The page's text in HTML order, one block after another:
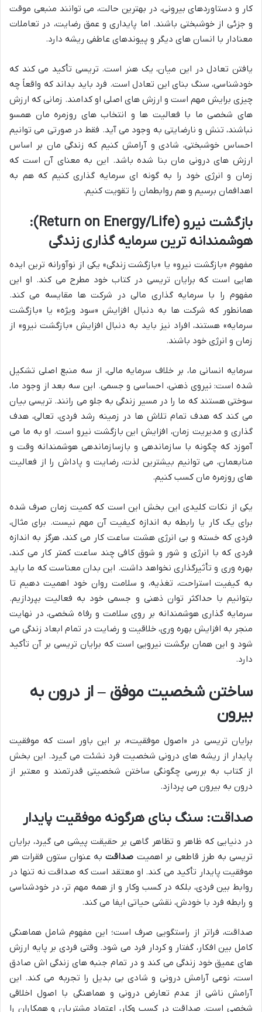
کار و دستاوردهای بیرونی، در بهترین حالت، می توانند منبعی موقت
و جزئی از خوشبختی باشند. اما پایداری و عمق رضایت، در تعاملات
معنادار با انسان های دیگر و پیوندهای عاطفی ریشه دارد.
یافتن تعادل در این میان، یک هنر است. تریسی تأکید می کند که
خودشناسی، سنگ بنای این تعادل است. فرد باید بداند که واقعاً چه
چیزی برایش مهم است و ارزش های اصلی او کدامند. زمانی که ارزش
های شخصی ما با فعالیت ها و انتخاب های روزمره مان همسو
نباشند، تنش و نارضایتی به وجود می آید. فقط در صورتی می توانیم
احساس خوشبختی، شادی و آرامش کنیم که زندگی مان بر اساس
ارزش های درونی مان بنا شده باشد. این به معنای آن است که
زمان و انرژی خود را به گونه ای سرمایه گذاری کنیم که هم به
اهدافمان برسیم و هم روابطمان را تقویت کنیم.
بازگشت نیرو (Return on Energy/Life):
هوشمندانه ترین سرمایه گذاری زندگی
مفهوم «بازگشت نیرو» یا «بازگشت زندگی» یکی از نوآورانه ترین ایده
هایی است که برایان تریسی در کتاب خود مطرح می کند. او این
مفهوم را با سرمایه گذاری مالی در شرکت ها مقایسه می کند.
همانطور که شرکت ها به دنبال افزایش «سود ویژه» یا «بازگشت
سرمایه» هستند، افراد نیز باید به دنبال افزایش «بازگشت نیرو» از
زمان و انرژی خود باشند.
سرمایه انسانی ما، بر خلاف سرمایه مالی، از سه منبع اصلی تشکیل
شده است: نیروی ذهنی، احساسی و جسمی. این سه بعد از وجود ما،
سوختی هستند که ما را در مسیر زندگی به جلو می رانند. تریسی بیان
می کند که هدف تمام تلاش ها در زمینه رشد فردی، تعالی، هدف
گذاری و مدیریت زمان، افزایش این بازگشت نیرو است. او به ما می
آموزد که چگونه با سازماندهی و بازسازماندهی هوشمندانه وقت و
منابعمان، می توانیم بیشترین لذت، رضایت و پاداش را از فعالیت
های روزمره مان کسب کنیم.
یکی از نکات کلیدی این بخش این است که کمیت زمان صرف شده
برای یک کار یا رابطه به اندازه کیفیت آن مهم نیست. برای مثال،
فردی که خسته و بی انرژی هشت ساعت کار می کند، هرگز به اندازه
فردی که با انرژی و شور و شوق کافی چند ساعت کمتر کار می کند،
بهره وری و تأثیرگذاری نخواهد داشت. این بدان معناست که ما باید
به کیفیت استراحت، تغذیه، و سلامت روان خود اهمیت دهیم تا
بتوانیم با حداکثر توان ذهنی و جسمی خود به فعالیت بپردازیم.
سرمایه گذاری هوشمندانه بر روی سلامت و رفاه شخصی، در نهایت
منجر به افزایش بهره وری، خلاقیت و رضایت در تمام ابعاد زندگی می
شود و این همان برگشت نیرویی است که برایان تریسی بر آن تأکید
دارد.
ساختن شخصیت موفق – از درون به
بیرون
برایان تریسی در «اصول موفقیت»، بر این باور است که موفقیت
پایدار از ریشه های درونی شخصیت فرد نشئت می گیرد. این بخش
از کتاب به بررسی چگونگی ساختن شخصیتی قدرتمند و معتبر از
درون به بیرون می پردازد.
صداقت: سنگ بنای هرگونه موفقیت پایدار
در دنیایی که ظاهر و تظاهر گاهی بر حقیقت پیشی می گیرد، برایان
تریسی به طرز قاطعی بر اهمیت صداقتبه عنوان ستون فقرات هر
موفقیت پایدار تأکید می کند. او معتقد است که صداقت نه تنها در
روابط بین فردی، بلکه در کسب وکار و از همه مهم تر، در خودشناسی
و رابطه فرد با خودش، نقشی حیاتی ایفا می کند.
صداقت، فراتر از راستگویی صرف است؛ این مفهوم شامل هماهنگی
کامل بین افکار، گفتار و کردار فرد می شود. وقتی فردی بر پایه ارزش
های عمیق خود زندگی می کند و در تمام جنبه های زندگی اش صادق
است، نوعی آرامش درونی و شادی بی بدیل را تجربه می کند. این
آرامش ناشی از عدم تعارض درونی و هماهنگی با اصول اخلاقی
شخصی است. صداقت در کسب وکار، اعتماد مشتریان و همکاران را